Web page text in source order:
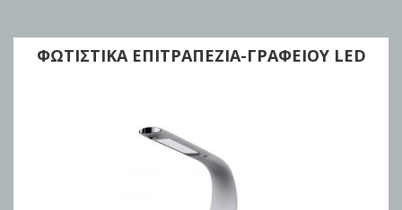
ΦΩΤΙΣΤΙΚΑ ΕΠΙΤΡΑΠΕΖΙΑ-ΓΡΑΦΕΙΟΥ LED